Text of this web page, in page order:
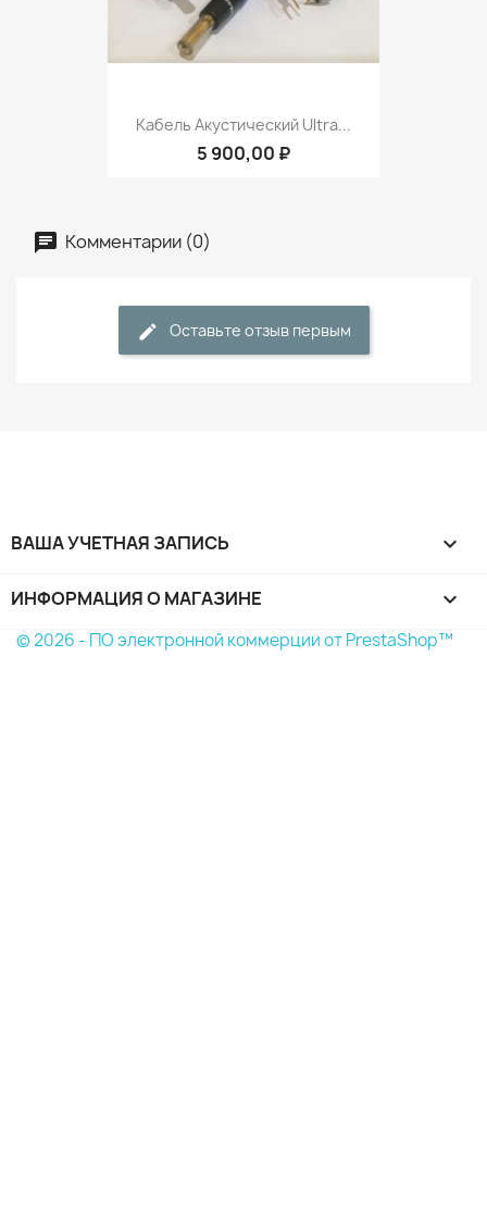
Кабель Акустический Ultra...
5 900,00 ₽
Комментарии (0)
Оставьте отзыв первым
ВАША УЧЕТНАЯ ЗАПИСЬ 
ИНФОРМАЦИЯ О МАГАЗИНЕ keyboard_arrow_down
© 2026 - ПО электронной коммерции от PrestaShop™